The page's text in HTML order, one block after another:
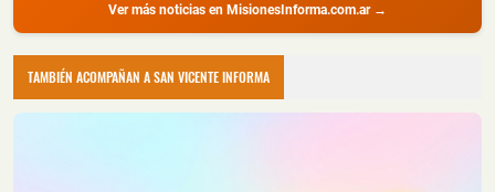
📅 4 ago 2026
La Policía de Misiones detuvo a dos hombres con
amplio prontuario durante un all...
Recuperaron Herramientas Robadas y Detuvieron a
Ver más noticias en MisionesInforma.com.ar →
TAMBIÉN ACOMPAÑAN A SAN VICENTE INFORMA